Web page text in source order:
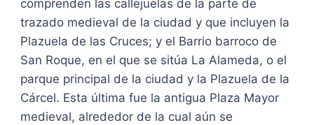
comprenden las callejuelas de la parte de
trazado medieval de la ciudad y que incluyen la
Plazuela de las Cruces; y el Barrio barroco de
San Roque, en el que se sitúa La Alameda, o el
parque principal de la ciudad y la Plazuela de la
Cárcel. Esta última fue la antigua Plaza Mayor
medieval, alrededor de la cual aún se